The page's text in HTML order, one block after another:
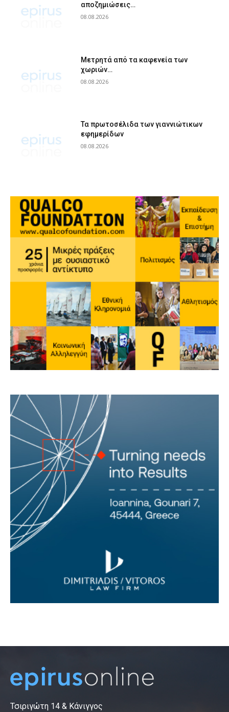
αποζημιώσεις…
08.08.2026
Μετρητά από τα καφενεία των
χωριών…
08.08.2026
Τα πρωτοσέλιδα των γιαννιώτικων
εφημερίδων
08.08.2026
Τσιριγώτη 14 & Κάνιγγος